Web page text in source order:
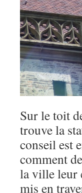
Sur le toit
trouve la
conseil est
comment
la ville leur
mis en